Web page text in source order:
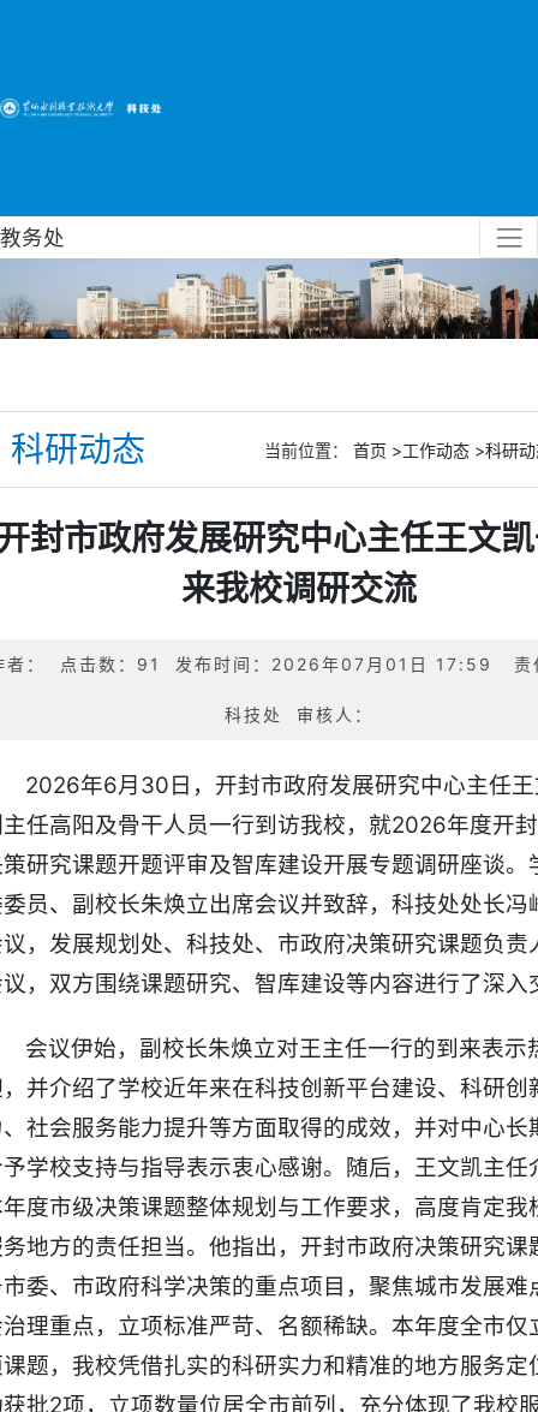
教务处
研动态 当前位置： 首页 >工作动态 >科研
封市政府发展研究中心主任王文
来我校调研交流
者： 点击数： 91 发布时间：2026年07月01日 17:59 责
科技处 审核人：
2026年6月30日，开封市政府发展研究中心主任
任高阳及骨干人员一行到访我校，就2026年度开
研究课题开题评审及智库建设开展专题调研座谈。
员、副校长朱焕立出席会议并致辞，科技处处长冯
，发展规划处、科技处、市政府决策研究课题负责
，双方围绕课题研究、智库建设等内容进行了深入
会议伊始，副校长朱焕立对王主任一行的到来表示
并介绍了学校近年来在科技创新平台建设、科研创
社会服务能力提升等方面取得的成效，并对中心长
学校支持与指导表示衷心感谢。随后，王文凯主任
度市级决策课题整体规划与工作要求，高度肯定我
地方的责任担当。他指出，开封市政府决策研究课
委、市政府科学决策的重点项目，聚焦城市发展难
理重点，立项标准严苛、名额稀缺。本年度全市仅
题，我校凭借扎实的科研实力和精准的地方服务定
批2项，立项数量位居全市前列，充分体现了我校